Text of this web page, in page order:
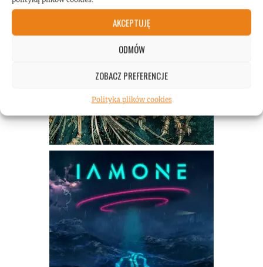
AKCEPTUJĘ
ODMÓW
ZOBACZ PREFERENCJE
Polityka plików cookies